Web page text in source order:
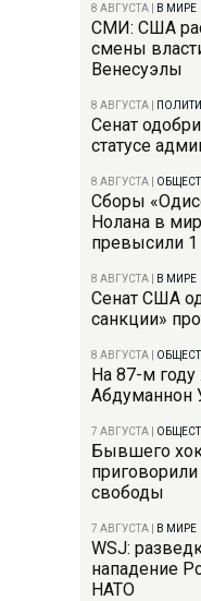
8 АВГУСТА В МИРЕ
СМИ: США
смены
Венесуэлы
8 АВГУСТА
Сенат
статусе
8 АВГУСТА
Сборы
Нолана в
превысили
8 АВГУСТА В МИРЕ
Сенат США
санкции»
8 АВГУСТА
На 87-м году
Абдуманнон
7 АВГУСТА
Бывшего
свободы
7 АВГУСТА В МИРЕ
WSJ:
нападение
НАТО